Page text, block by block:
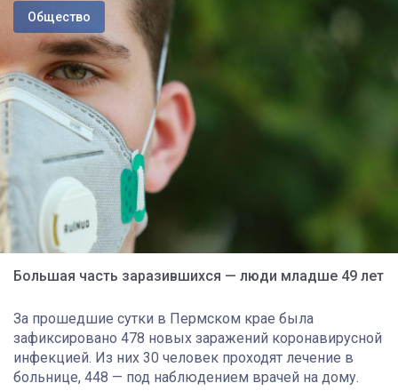
Общество
Большая часть заразившихся — люди младше 49 лет
За прошедшие сутки в Пермском крае была
зафиксировано 478 новых заражений коронавирусной
инфекцией. Из них 30 человек проходят лечение в
больнице, 448 — под наблюдением врачей на дому.